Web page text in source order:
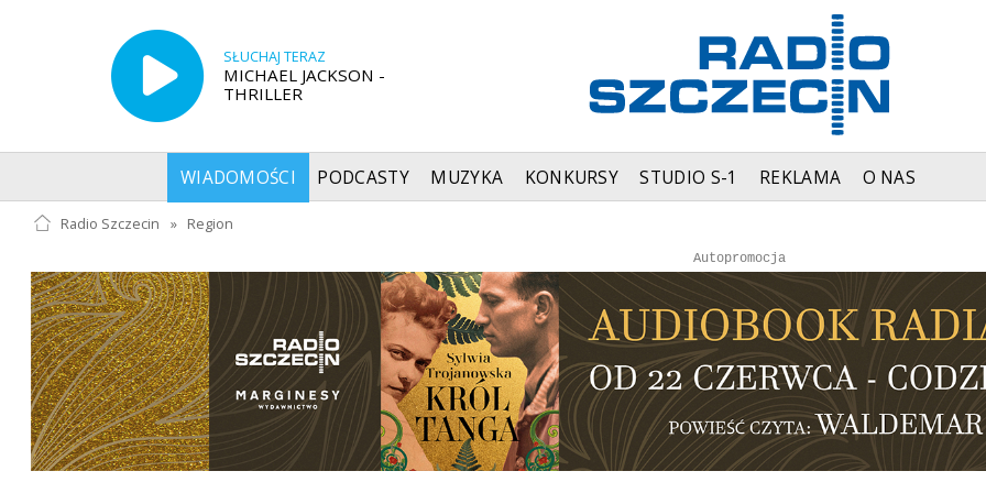
SŁUCHAJ TERAZ
MICHAEL JACKSON -
THRILLER
WIADOMOŚCI PODCASTY MUZYKA KONKURSY STUDIO S-1 REKLAMA O NAS
Radio Szczecin » Region
Autopromocja
Reklama